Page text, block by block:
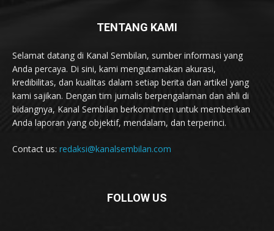
TENTANG KAMI
Selamat datang di Kanal Sembilan, sumber informasi yang
Anda percaya. Di sini, kami mengutamakan akurasi,
kredibilitas, dan kualitas dalam setiap berita dan artikel yang
kami sajikan. Dengan tim jurnalis berpengalaman dan ahli di
bidangnya, Kanal Sembilan berkomitmen untuk memberikan
Anda laporan yang objektif, mendalam, dan terperinci.
Contact us: redaksi@kanalsembilan.com
FOLLOW US